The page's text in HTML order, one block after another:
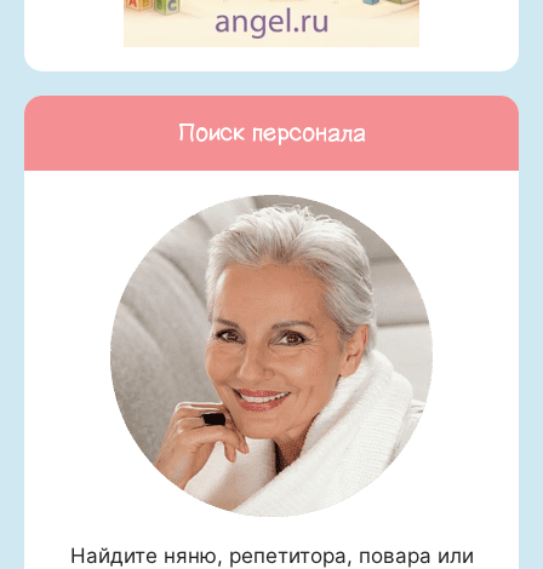
Поиск персонала
Найдите няню, репетитора, повара или